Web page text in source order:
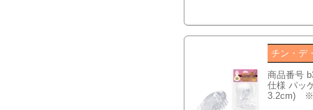
チン・
商品番号
仕様 パッ
3.2cm) ※